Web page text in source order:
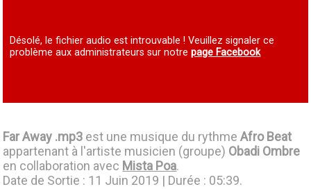
Désolé, le fichier audio est introuvable ! Veuillez signaler ce
problème aux administrateurs sur notrepage Facebook
Far Away .mp3 est une musique du rythmeAfro Beat
appartenant à l'artiste musicien (groupe) Obadi Ombre
en collaboration avec Mista Poa.
Date de Sortie : 11 Juin 2019 | Durée : 05:39.